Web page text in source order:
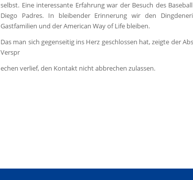
selbst. Eine interessante Erfahrung war der Besuch des
Diego Padres. In bleibender Erinnerung wir den
Gastfamilien und der American Way of Life bleiben.
Das man sich gegenseitig ins Herz geschlossen hat, zeigte der
Verspr
echen verlief, den Kontakt nicht abbrechen zulassen.